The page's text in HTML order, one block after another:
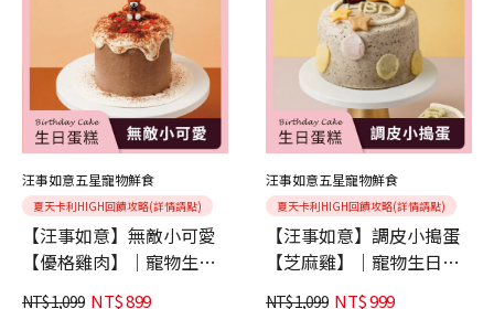
汪事如意五星寵物鮮食
夏天卡利HIGH回饋攻略(詳情請點)
【汪事如意】無敵小可愛
【優格雞肉】｜寵物生日
蛋糕/年節送給毛孩最佳選
NT$1,099 NT$899
汪事如意五星寵物鮮食
夏天卡利HIGH回饋攻略(詳情請點)
【汪事如意】調皮小搗蛋
【芝麻雞】｜寵物生日蛋
糕/年節送給毛孩最佳選
NT$1,099 NT$999